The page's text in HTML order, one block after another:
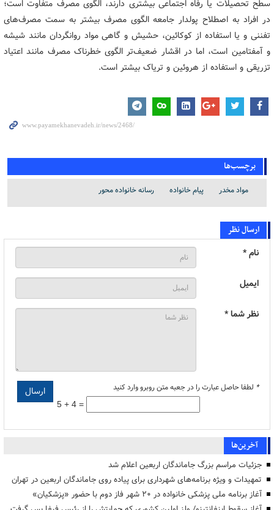
سطح تحصیلات یا رفاه اجتماعی بیشتری دارند، الگوی مصرف متفاوت است؛
در افراد به اصطلاح پولدار جامعه الگوی مصرف بیشتر به سمت مصرف‌های
تفننی و یا استفاده از کوکائین، حشیش و گاهی مواد روانگردان مانند شیشه
و آمفتامین است، اما در اقشار ضعیف‌تر الگوی خطرناک مصرف مانند اعتیاد
تزریقی و استفاده از هروئین و تریاک بیشتر است.
برچسب‌ها
مواد مخدر پیام خانواده رسانه خانواده محور
ارسال نظر
نام *
ایمیل
نظر شما *
* لطفا حاصل عبارت را در جعبه متن روبرو وارد کنید
5 + 4 =
آخرین‌ها
جزئیات مراسم بزرگ جاماندگان اربعین اعلام شد
تمهیدات و ویژه برنامه‌های شهرداری برای پیاده روی جاماندگان اربعین در تهران
آغاز برنامه ملی پزشکی خانواده در ۲۰ شهر فاز دوم با حضور «پزشکیان»